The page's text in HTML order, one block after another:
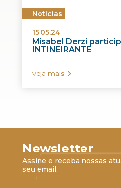
Notícias
15.05.24
Misabel Derzi
INTINEIRANTE
veja mais
Newsletter
Assine e receba nossas
seu email.